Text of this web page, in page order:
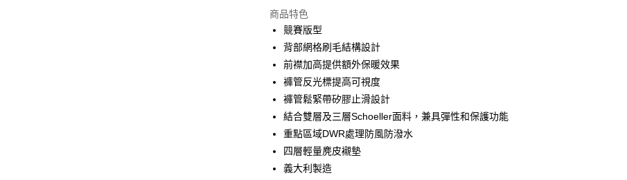
Google Pay
運送方式
全家店到店
每筆NT$80，滿NT$10,000(含以上)免運費
付款後全家取貨
每筆NT$80，滿NT$10,000(含以上)免運費
7-11店到店
商品特色
競賽版型
背部網格刷毛結構設計
前襟加高提供額外保暖效果
褲管反光標提高可視度
褲管鬆緊帶矽膠止滑設計
結合雙層及三層Schoeller面料，兼具彈性和保護功能
重點區域DWR處理防風防潑水
四層輕量麂皮襯墊
義大利製造